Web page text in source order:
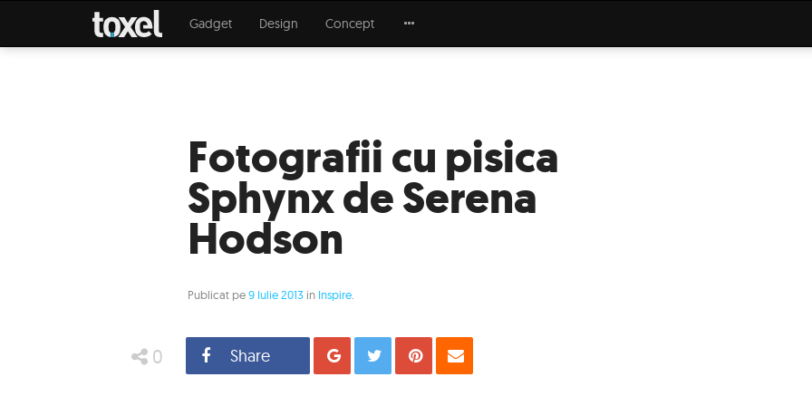
Gadget Design Concept
Fotografii cu pisica
Sphynx de Serena
Hodson
Publicat pe9 Iulie 2013 in Inspire
0 Share Distribuie
Tweet Pin